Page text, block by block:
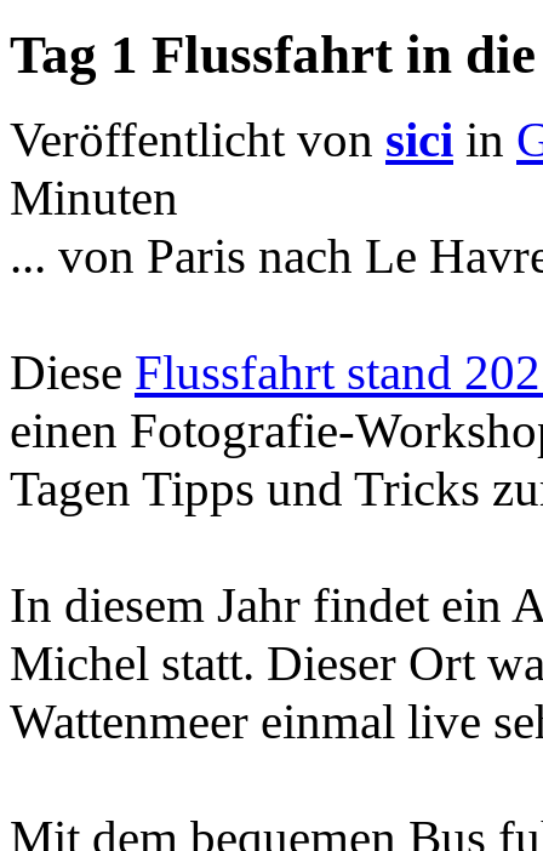
Tag 1 Flussfahrt in
Veröffentlicht von sici in
Minuten
... von Paris nach Le
Diese Flussfahrt stand
einen Fotografie-
Tagen Tipps und Tricks
In diesem Jahr findet ein
Michel statt. Dieser Ort
Wattenmeer einmal live
Mit dem bequemen Bus